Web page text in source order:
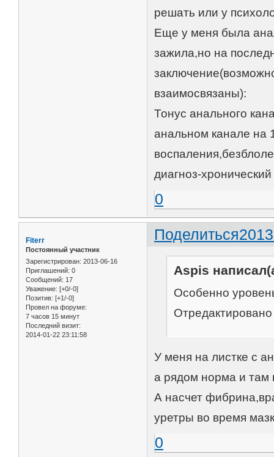
решать или у
Еще у меня была
зажила,но на
взаимосвязаны):
Тонус анального
анальном канале на
диагноз-
0
Поделиться
Fiterr
Постоянный участник
Зарегистрирован: 2013-06-16
Приглашений: 0
Сообщений: 17
Уважение: [+0/-0]
Позитив: [+1/-0]
Провел на форуме:
7 часов 15 минут
Последний визит:
2014-01-22 23:11:58
Aspis
Особенно
У меня на листке с
а рядом норма и там
А насчет
уретры во время
0